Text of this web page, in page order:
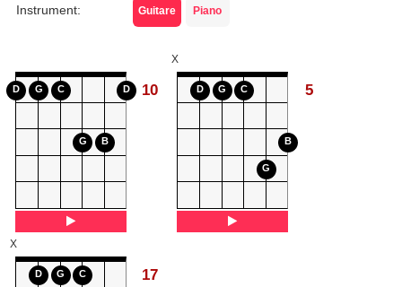
Instrument: Guitare Piano
D G C
G B
D 10 D G C
G
B
X
5
D G C
X
17